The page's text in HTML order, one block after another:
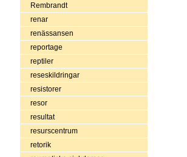
Rembrandt
renar
renässansen
reportage
reptiler
reseskildringar
resistorer
resor
resultat
resurscentrum
retorik